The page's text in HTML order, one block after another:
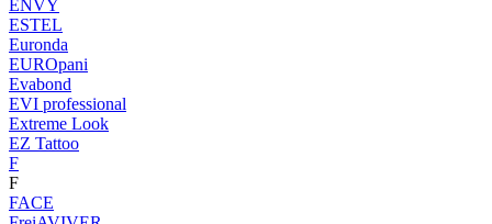
ENVY
ESTEL
Euronda
EUROpani
Evabond
EVI professional
Extreme Look
EZ Tattoo
F
F
FACE